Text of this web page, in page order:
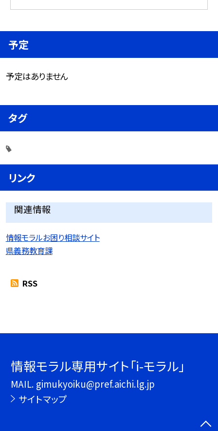
予定
予定はありません
タグ
リンク
関連情報
情報モラルお困り相談サイト
県義務教育課
RSS
情報モラル専用サイト「i-モラル」
MAIL. gimukyoiku@pref.aichi.lg.jp
サイトマップ